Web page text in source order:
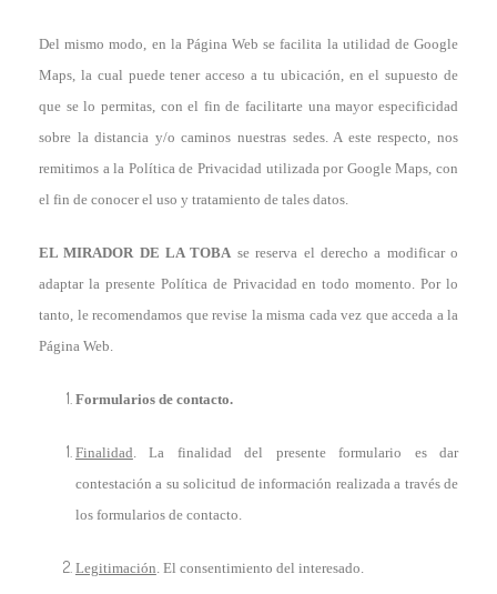
Del mismo modo, en la Página Web se facilita la utilidad de Google
Maps, la cual puede tener acceso a tu ubicación, en el supuesto de
que se lo permitas, con el fin de facilitarte una mayor especificidad
sobre la distancia y/o caminos nuestras sedes. A este respecto, nos
remitimos a la Política de Privacidad utilizada por Google Maps, con
el fin de conocer el uso y tratamiento de tales datos.
EL MIRADOR DE LA TOBA se reserva el derecho a modificar o
adaptar la presente Política de Privacidad en todo momento. Por lo
tanto, le recomendamos que revise la misma cada vez que acceda a la
Página Web.
Formularios de contacto.
Finalidad. La finalidad del presente formulario es dar
contestación a su solicitud de información realizada a través de
los formularios de contacto.
Legitimación. El consentimiento del interesado.